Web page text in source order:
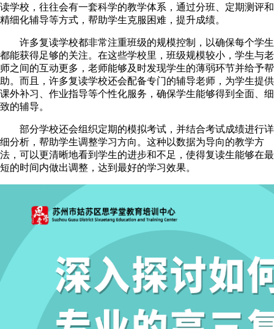
读学校，往往会有一套科学的教学体系，通过分班、定期测评和
精细化辅导等方式，帮助学生克服困难，提升成绩。
许多复读学校都非常注重班级的规模控制，以确保每个学生
都能获得足够的关注。在这些学校里，班级规模较小，学生与老
师之间的互动更多，老师能够及时发现学生的薄弱环节并给予帮
助。而且，许多复读学校还会配备专门的辅导老师，为学生提供
课外补习、作业指导等个性化服务，确保学生能够得到全面、细
致的辅导。
部分学校还会组织定期的模拟考试，并结合考试成绩进行详
细分析，帮助学生调整学习方向。这种以数据为导向的教学方
法，可以更清晰地看到学生的进步和不足，使得复读生能够在最
短的时间内做出调整，达到最好的学习效果。